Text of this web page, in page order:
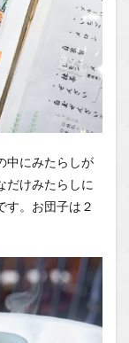
中にみたらしが
だけみたらしに
す。お団子は２